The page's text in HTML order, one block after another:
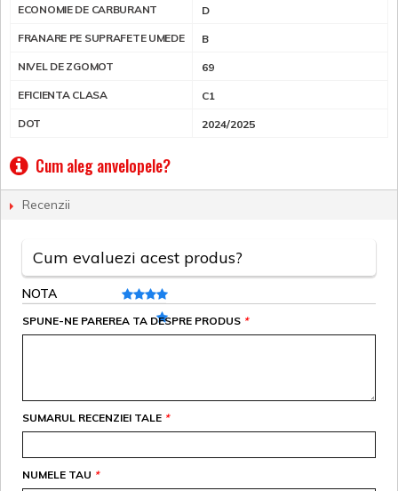
ECONOMIE DE CARBURANT D
FRANARE PE SUPRAFETE UMEDE B
NIVEL DE ZGOMOT 69
EFICIENTA CLASA C1
DOT 2024/2025
Cum aleg anvelopele?
Recenzii
Cum evaluezi acest produs?
NOTA
*
SPUNE-NE PAREREA TA DESPRE PRODUS
*
SUMARUL RECENZIEI TALE
*
NUMELE TAU